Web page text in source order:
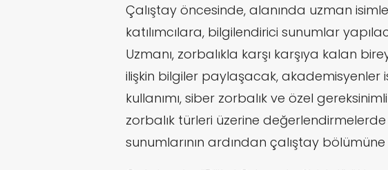
Çalıştay öncesinde, alanında uzman
katılımcılara, bilgilendirici sunumlar
Uzmanı, zorbalıkla karşı karşıya kalan
ilişkin bilgiler paylaşacak, akademisyenler
kullanımı, siber zorbalık ve özel
zorbalık türleri üzerine
sunumlarının ardından çalıştay